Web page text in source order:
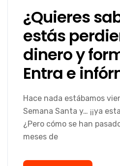
¿Quieres
estás
dinero y
Entra e
Hace nada estábamos
Semana Santa y… ¡¡ya
¿Pero cómo se han
meses de